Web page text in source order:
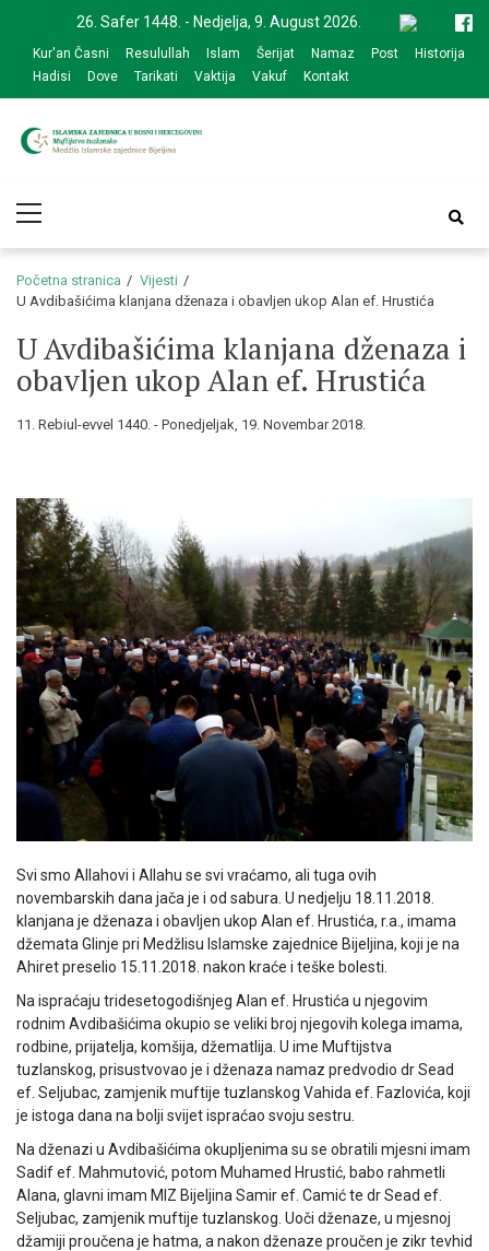
navigation
content
26. Safer 1448. - Nedjelja, 9. August 2026.
Kur'an Časni Resulullah Islam Šerijat Namaz Post
Historija
Hadisi
Dove Tarikati Vaktija Vakuf Kontakt
zajednice Bijeljina
Menu
Početna stranica
Vijesti
U Avdibašićima klanjana dženaza i obavljen ukop Alan ef. Hrustića
U Avdibašićima klanjana dženaza i
obavljen ukop Alan ef. Hrustića
11. Rebiul-evvel 1440. - Ponedjeljak, 19. Novembar 2018.
Svi smo Allahovi i Allahu se svi vraćamo, ali tuga ovih
novembarskih dana jača je i od sabura. U nedjelju 18.11.2018.
klanjana je dženaza i obavljen ukop Alan ef. Hrustića, r.a., imama
džemata Glinje pri Medžlisu Islamske zajednice Bijeljina, koji je na
Ahiret preselio 15.11.2018. nakon kraće i teške bolesti.
Na ispraćaju tridesetogodišnjeg Alan ef. Hrustića u njegovim
rodnim Avdibašićima okupio se veliki broj njegovih kolega imama,
rodbine, prijatelja, komšija, džematlija. U ime Muftijstva
tuzlanskog, prisustvovao je i dženaza namaz predvodio dr Sead
ef. Seljubac, zamjenik muftije tuzlanskog Vahida ef. Fazlovića, koji
je istoga dana na bolji svijet ispraćao svoju sestru.
Na dženazi u Avdibašićima okupljenima su se obratili mjesni imam
Sadif ef. Mahmutović, potom Muhamed Hrustić, babo rahmetli
Alana, glavni imam MIZ Bijeljina Samir ef. Camić te dr Sead ef.
Seljubac, zamjenik muftije tuzlanskog. Uoči dženaze, u mjesnoj
džamiji proučena je hatma, a nakon dženaze proučen je zikr tevhid